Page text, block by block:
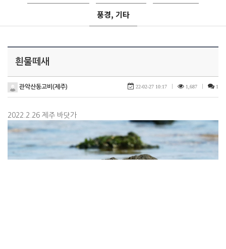
풍경, 기타
흰물떼새
관악산동고비(제주) 22-02-27 10:17 1,687 1
2022.2.26 제주 바닷가